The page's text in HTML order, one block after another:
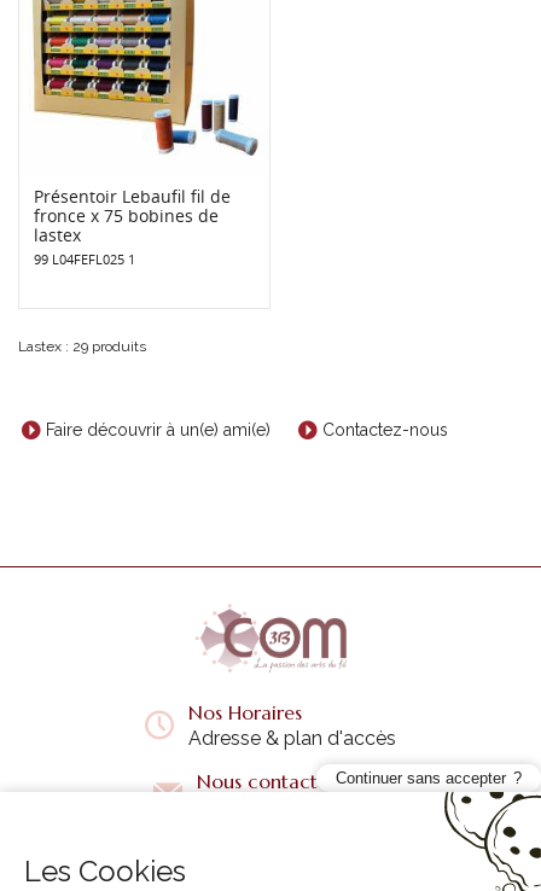
Présentoir Lebaufil fil de
fronce x 75 bobines de
lastex
99 L04FEFL025 1
Lastex : 29 produits
Faire découvrir à un(e) ami(e) Contactez-nous
Nos Horaires
Adresse & plan d'accès
Nous contacter Continuer sans accepter
Les Cookies